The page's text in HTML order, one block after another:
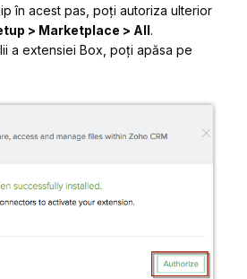
în acest pas, poți autoriza ulterior
> Marketplace > All .
a extensiei Box, poți apăsa pe